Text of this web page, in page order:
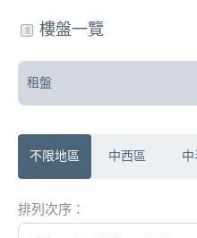
樓盤一覽
租盤
不限地區 中西區 中
排列次序：